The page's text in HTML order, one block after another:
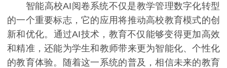
智能高校AI阅卷系统不仅是教学管理数字化转型
的一个重要标志，它的应用将推动高校教育模式的创
新和优化。通过AI技术，教育不仅能够变得更加高效
和精准，还能为学生和教师带来更为智能化、个性化
的教育体验。随着这一系统的普及，相信未来的教育